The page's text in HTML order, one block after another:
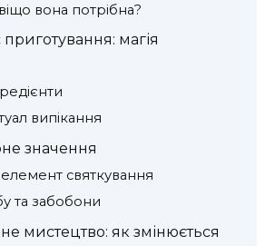
вона потрібна?
магія
випікання
значення
святкування
та забобони
мистецтво: як змінюється